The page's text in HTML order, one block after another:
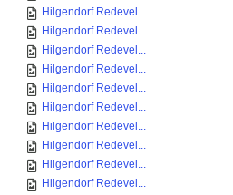
Hilgendorf Redevel...
Hilgendorf Redevel...
Hilgendorf Redevel...
Hilgendorf Redevel...
Hilgendorf Redevel...
Hilgendorf Redevel...
Hilgendorf Redevel...
Hilgendorf Redevel...
Hilgendorf Redevel...
Hilgendorf Redevel...